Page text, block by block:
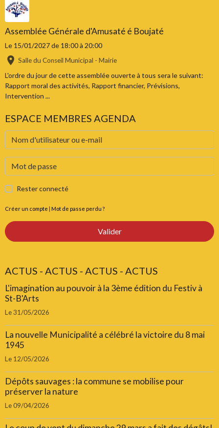
Assemblée Générale d'Amusaté é Boujaté
Le 15/01/2027de 18:00à 20:00
Salle du Conseil Municipal - Mairie
L'ordre du jour de cette assemblée ouverte à tous sera le suivant:
Rapport moral des activités, Rapport financier, Prévisions,
Intervention ...
ESPACE MEMBRES AGENDA
Rester connecté
Créer un compte | Mot de passe perdu ?
Valider
ACTUS - ACTUS - ACTUS - ACTUS
L'imagination au pouvoir à la 3ème édition du Festiv à
St-B'Arts
Le 31/05/2026
La nouvelle Municipalité a célébré la victoire du 8 mai
1945
Le 12/05/2026
Dépôts sauvages : la commune se mobilise pour
préserver la nature
Le 09/04/2026